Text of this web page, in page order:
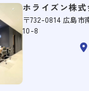
ホライズン株式
〒732-0814 広島市
10-8